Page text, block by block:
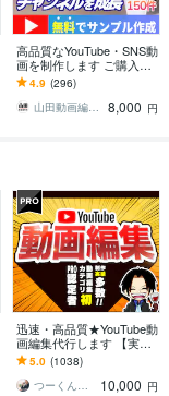
高品質なYouTube・SNS動
画を制作します ご購入前
無料サンプル作成で安心
お取引！SNS運用にも特
化
4.9 (296)
山田動画編集者
8,000 円
迅速・高品質★YouTube動
画編集代行します 【実績
多数!!】企業・店舗・芸能
事務所等ご依頼いただい
てます
5.0 (1038)
つーくん┃動画編集屋
10,000 円